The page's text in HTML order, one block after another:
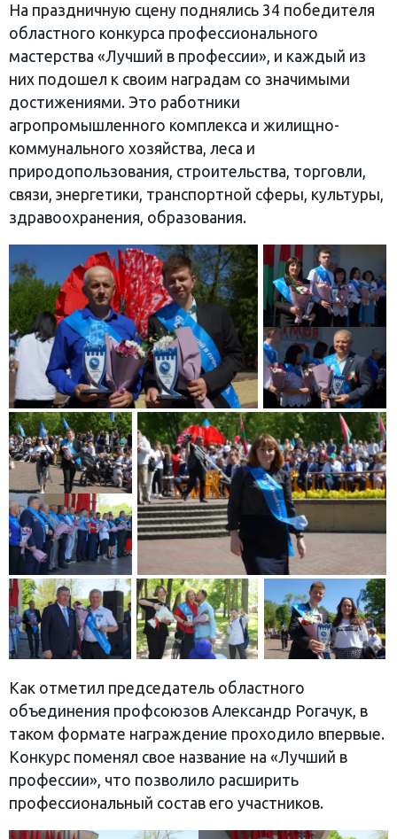
На праздничную сцену поднялись 34 победителя
областного конкурса профессионального
мастерства «Лучший в профессии», и каждый из
них подошел к своим наградам со значимыми
достижениями. Это работники
агропромышленного комплекса и жилищно-
коммунального хозяйства, леса и
природопользования, строительства, торговли,
связи, энергетики, транспортной сферы, культуры,
здравоохранения, образования.
Как отметил председатель областного
объединения профсоюзов Александр Рогачук, в
таком формате награждение проходило впервые.
Конкурс поменял свое название на «Лучший в
профессии», что позволило расширить
профессиональный состав его участников.